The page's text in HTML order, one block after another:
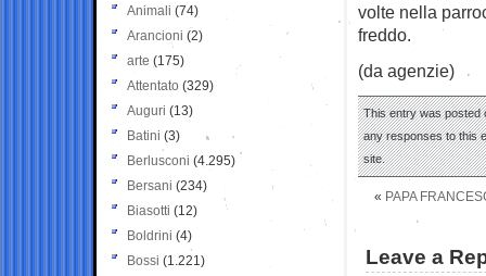
volte nella
freddo.
(da agenzie)
This entry was posted
any responses to this
site.
« PAPA
Leave a
Animali (74)
Arancioni (2)
arte (175)
Attentato (329)
Auguri (13)
Batini (3)
Berlusconi (4.295)
Bersani (234)
Biasotti (12)
Boldrini (4)
Bossi (1.221)